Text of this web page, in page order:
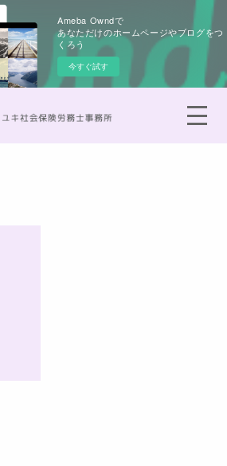
Ameba Owndで
あなただけのホームページやブログをつ
くろう
今すぐ試す